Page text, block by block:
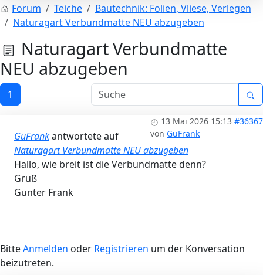
Forum Teiche
Bautechnik: Folien, Vliese, Verlegen
Naturagart Verbundmatte NEU abzugeben
Naturagart Verbundmatte
NEU abzugeben
1
13 Mai 2026 15:13 #36367
von GuFrank
GuFrankantwortete auf
Naturagart Verbundmatte NEU abzugeben
Hallo, wie breit ist die Verbundmatte denn?
Gruß
Günter Frank
BitteAnmelden oder Registrieren um der Konversation
beizutreten.